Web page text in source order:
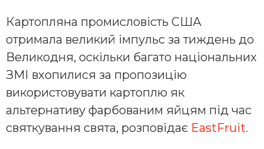
Картопляна промисловість США
отримала великий імпульс за тиждень до
Великодня, оскільки багато національних
ЗМІ вхопилися за пропозицію
використовувати картоплю як
альтернативу фарбованим яйцям під час
святкування свята, розповідає EastFruit.